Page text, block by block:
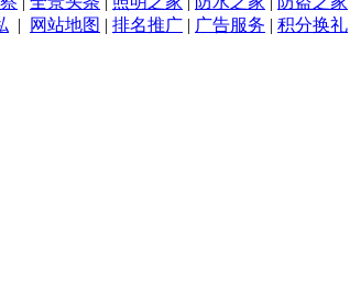
| 网站地图 | 排名推广 | 广告服务 | 积分换礼